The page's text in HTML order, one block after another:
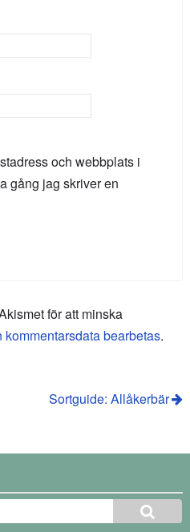
och webbplats i
gång jag skriver en
för att minska
kommentarsdata bearbetas.
Sortguide: Allåkerbär